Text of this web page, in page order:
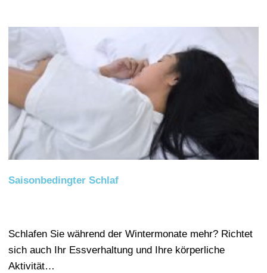
Saisonbedingter Schlaf
Schlafen Sie während der Wintermonate mehr? Richtet
sich auch Ihr Essverhaltung und Ihre körperliche
Aktivität…